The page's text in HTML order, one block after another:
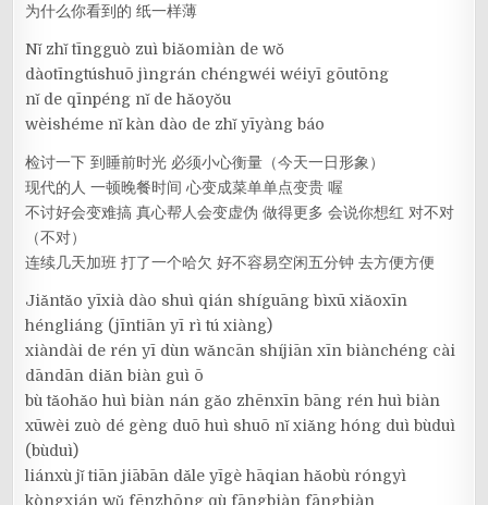
为什么你看到的 纸一样薄
Nǐ zhǐ tīngguò zuì biǎomiàn de wǒ
dàotīngtúshuō jìngrán chéngwéi wéiyī gōutōng
nǐ de qīnpéng nǐ de hǎoyǒu
wèishéme nǐ kàn dào de zhǐ yīyàng báo
检讨一下 到睡前时光 必须小心衡量（今天一日形象）
现代的人 一顿晚餐时间 心变成菜单单点变贵 喔
不讨好会变难搞 真心帮人会变虚伪 做得更多 会说你想红 对不对
（不对）
连续几天加班 打了一个哈欠 好不容易空闲五分钟 去方便方便
Jiǎntǎo yīxià dào shuì qián shíguāng bìxū xiǎoxīn
héngliáng (jīntiān yī rì tú xiàng)
xiàndài de rén yī dùn wǎncān shíjiān xīn biànchéng cài
dāndān diǎn biàn guì ō
bù tǎohǎo huì biàn nán gǎo zhēnxīn bāng rén huì biàn
xūwèi zuò dé gèng duō huì shuō nǐ xiǎng hóng duì bùduì
(bùduì)
liánxù jǐ tiān jiābān dǎle yīgè hāqian hǎobù róngyì
kòngxián wǔ fēnzhōng qù fāngbiàn fāngbiàn